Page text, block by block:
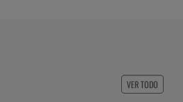
VER TODO